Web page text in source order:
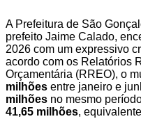
A Prefeitura de São
prefeito Jaime Calado,
2026 com um expressivo
acordo com os Relatórios
Orçamentária (RREO), o
milhões entre janeiro e
milhões no mesmo
41,65 milhões,